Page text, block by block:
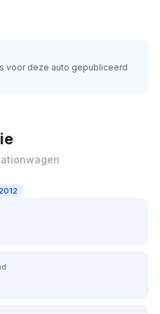
voor deze auto gepubliceerd